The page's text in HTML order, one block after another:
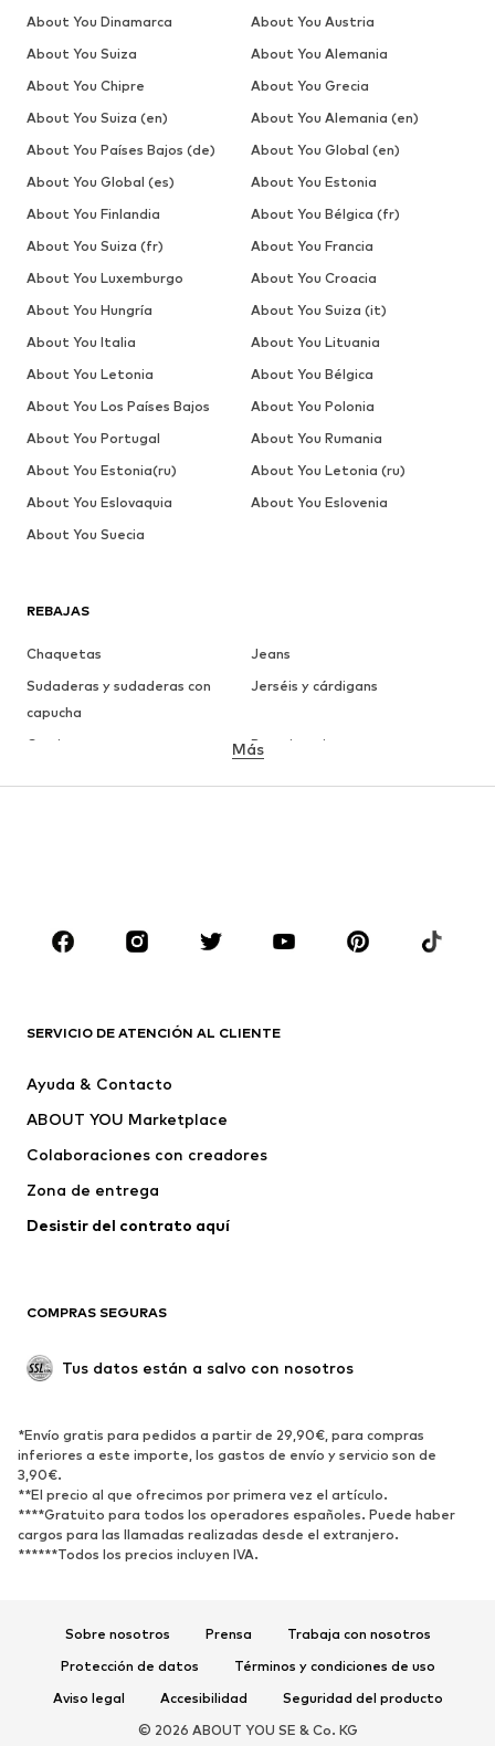
REBAJAS
Chaquetas
Jeans
Sudaderas y sudaderas con
capucha
Jerséis y cárdigans
Camisetas
Ropa interior
ROPA
Camisetas
Jeans
Pantalones
Ropa interior
Jerséis y cárdigans
Trajes y chaquetas
Ropa de baño
Nuevo
Tendencia
Zapatos bajos
Zapatos deportivos
Zapatos abiertos
DEPORTE
Ropa deportiva
Disciplinas deportivas
Complementos deportivos
COMPLEMENTOS
Más
SERVICIO DE ATENCIÓN AL CLIENTE
Ayuda & Contacto
ABOUT YOU Marketplace
Colaboraciones con creadores
Zona de entrega
Desistir del contrato aquí
COMPRAS SEGURAS
Tus datos están a salvo con nosotros
*Envío gratis para pedidos a partir de 29,90€, para compras
inferiores a este importe, los gastos de envío y servicio son de
3,90€.
**El precio al que ofrecimos por primera vez el artículo.
****Gratuito para todos los operadores españoles. Puede haber
cargos para las llamadas realizadas desde el extranjero.
******Todos los precios incluyen IVA.
Sobre nosotros Prensa
Trabaja con nosotros
Protección de datos
Términos y condiciones de uso
Aviso legal
Accesibilidad
Seguridad del producto
© 2026 ABOUT YOU SE & Co. KG
About You Dinamarca
About You Austria
About You Suiza
About You Alemania
About You Chipre
About You Grecia
About You Suiza (en)
About You Alemania (en)
About You Países Bajos (de)
About You Global (en)
About You Global (es)
About You Estonia
About You Finlandia
About You Bélgica (fr)
About You Suiza (fr)
About You Francia
About You Luxemburgo
About You Croacia
About You Hungría
About You Suiza (it)
About You Italia
About You Lituania
About You Letonia
About You Bélgica
About You Los Países Bajos
About You Polonia
About You Portugal
About You Rumania
About You Estonia(ru)
About You Letonia (ru)
About You Eslovaquia
About You Eslovenia
About You Suecia